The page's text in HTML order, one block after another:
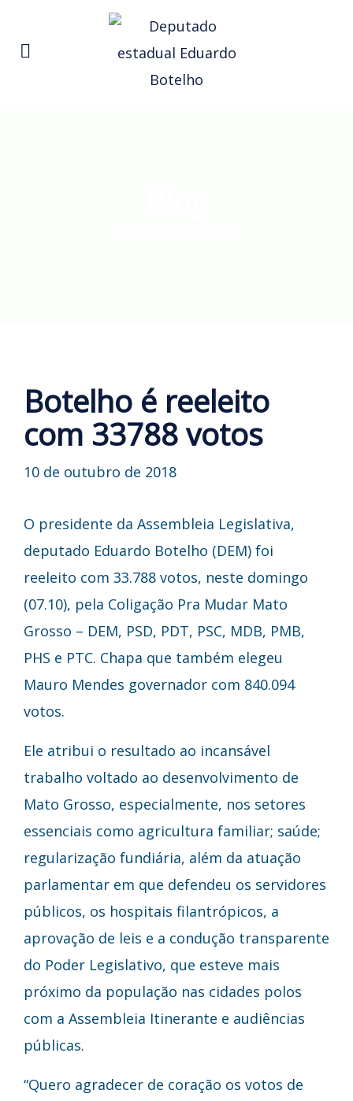
Botelho é reeleito
com 33788 votos
10 de outubro de 2018
O presidente da Assembleia Legislativa,
deputado Eduardo Botelho (DEM) foi
reeleito com 33.788 votos, neste domingo
(07.10), pela Coligação Pra Mudar Mato
Grosso – DEM, PSD, PDT, PSC, MDB, PMB,
PHS e PTC. Chapa que também elegeu
Mauro Mendes governador com 840.094
votos.
Ele atribui o resultado ao incansável
trabalho voltado ao desenvolvimento de
Mato Grosso, especialmente, nos setores
essenciais como agricultura familiar; saúde;
regularização fundiária, além da atuação
parlamentar em que defendeu os servidores
públicos, os hospitais filantrópicos, a
aprovação de leis e a condução transparente
do Poder Legislativo, que esteve mais
próximo da população nas cidades polos
com a Assembleia Itinerante e audiências
públicas.
“Quero agradecer de coração os votos de